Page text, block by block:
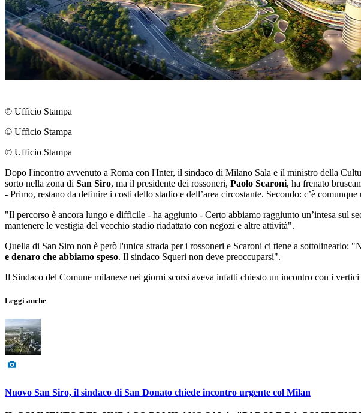
© Ufficio Stampa
© Ufficio Stampa
© Ufficio Stampa
Dopo l'incontro avvenuto a Roma con l'Inter, il sindaco di Milano Sala e il ministro della
sorto nella zona di San Siro, ma il presidente dei rossoneri, Paolo Scaroni, ha frenato
- Primo, restano da definire i costi dello stadio e dell’area circostante. Secondo: c’è
"Il percorso è ancora lungo e difficile - ha aggiunto - Certo abbiamo raggiunto un’intesa sul
mantenere le vestigia del vecchio stadio riadattato con negozi e altre attività".
Quella di San Siro non è però l'unica strada per i rossoneri e Scaroni ci tiene a sottolinearlo:
e denaro che abbiamo speso. Il sindaco Squeri non deve preoccuparsi".
Il Sindaco del Comune milanese nei giorni scorsi aveva infatti chiesto un incontro con i
Leggi anche
Nuovo San Siro, il sindaco di San Donato chiede incontro urgente col Milan